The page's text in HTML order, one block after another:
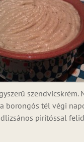
szendvicskrém.
borongós tél végi
pirítóssal